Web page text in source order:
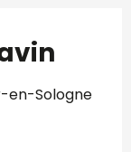
en-Sologne